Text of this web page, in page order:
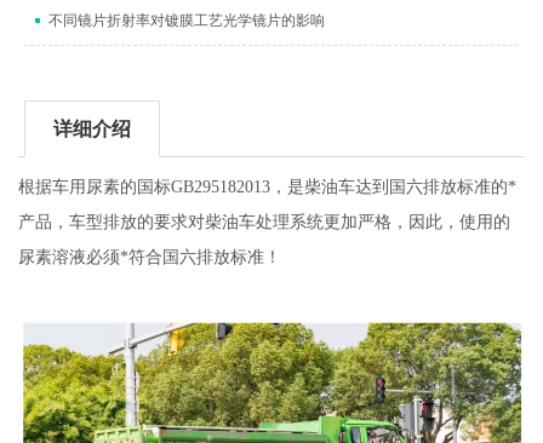
不同镜片折射率对镀膜工艺光学镜片的影响
详细介绍
根据车用尿素的国标GB295182013，是柴油车达到国六排放标准的*
产品，车型排放的要求对柴油车处理系统更加严格，因此，使用的
尿素溶液必须*符合国六排放标准！